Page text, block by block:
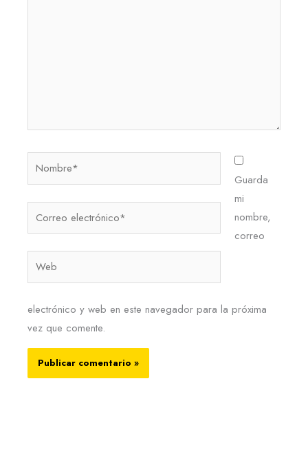
Nombre*
Guarda
mi
nombre,
correo
electrónico y web en este navegador para la próxima
vez que comente.